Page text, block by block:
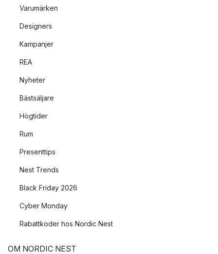
Varumärken
Designers
Kampanjer
REA
Nyheter
Bästsäljare
Högtider
Rum
Presenttips
Nest Trends
Black Friday 2026
Cyber Monday
Rabattkoder hos Nordic Nest
OM NORDIC NEST